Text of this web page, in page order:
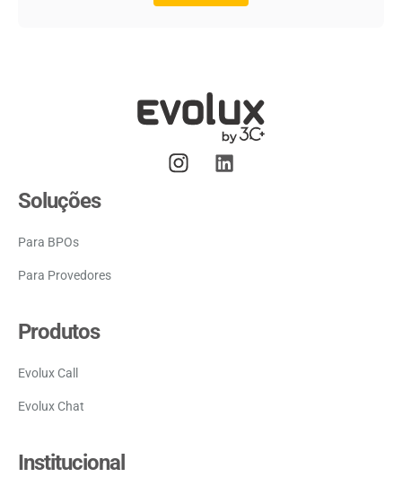
Soluções
Para BPOs
Para Provedores
Produtos
Evolux Call
Evolux Chat
Institucional